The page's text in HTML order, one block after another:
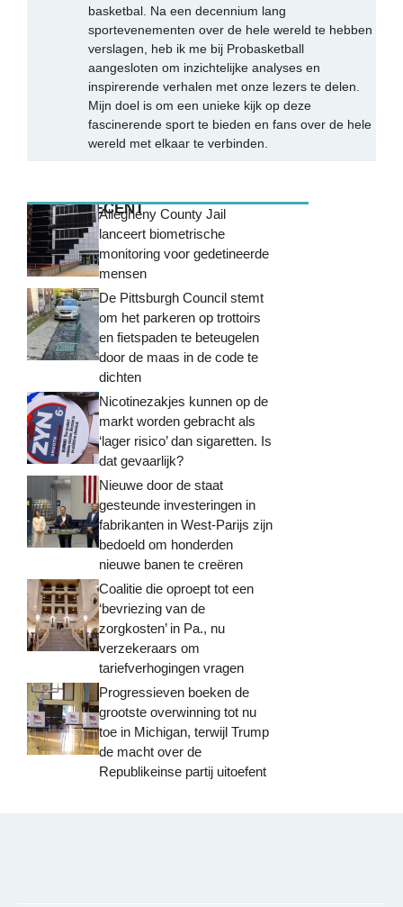
basketbal. Na een decennium lang
sportevenementen over de hele wereld te hebben
verslagen, heb ik me bij Probasketball
aangesloten om inzichtelijke analyses en
inspirerende verhalen met onze lezers te delen.
Mijn doel is om een unieke kijk op deze
fascinerende sport te bieden en fans over de hele
wereld met elkaar te verbinden.
MEEST RECENTAllegheny County Jail
lanceert biometrische
monitoring voor gedetineerde
mensen
De Pittsburgh Council stemt
om het parkeren op trottoirs
en fietspaden te beteugelen
door de maas in de code te
dichten
Nicotinezakjes kunnen op de
markt worden gebracht als
‘lager risico’ dan sigaretten. Is
dat gevaarlijk?
Nieuwe door de staat
gesteunde investeringen in
fabrikanten in West-Parijs zijn
bedoeld om honderden
nieuwe banen te creëren
Coalitie die oproept tot een
‘bevriezing van de
zorgkosten’ in Pa., nu
verzekeraars om
tariefverhogingen vragen
Progressieven boeken de
grootste overwinning tot nu
toe in Michigan, terwijl Trump
de macht over de
Republikeinse partij uitoefent